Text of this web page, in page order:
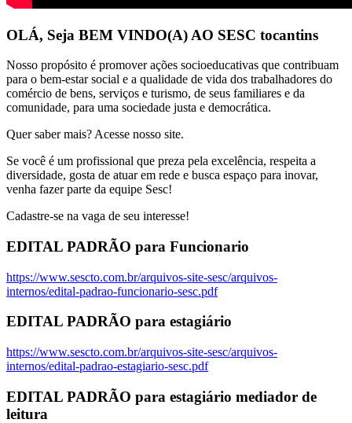
OLÁ, Seja BEM VINDO(A) AO SESC tocantins
Nosso propósito é promover ações socioeducativas que contribuam
para o bem-estar social e a qualidade de vida dos trabalhadores do
comércio de bens, serviços e turismo, de seus familiares e da
comunidade, para uma sociedade justa e democrática.
Quer saber mais? Acesse nosso site.
Se você é um profissional que preza pela excelência, respeita a
diversidade, gosta de atuar em rede e busca espaço para inovar,
venha fazer parte da equipe Sesc!
Cadastre-se na vaga de seu interesse!
EDITAL PADRÃO para Funcionario
https://www.sescto.com.br/arquivos-site-sesc/arquivos-
internos/edital-padrao-funcionario-sesc.pdf
EDITAL PADRÃO para estagiário
https://www.sescto.com.br/arquivos-site-sesc/arquivos-
internos/edital-padrao-estagiario-sesc.pdf
EDITAL PADRÃO para estagiário mediador de
leitura